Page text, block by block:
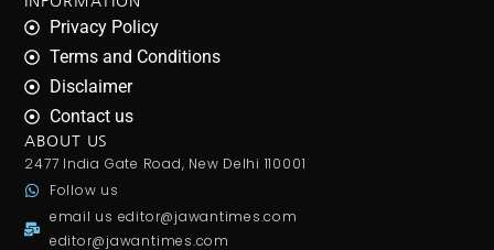
Privacy Policy
Terms and Conditions
Disclaimer
Contact us
ABOUT US
2477 India Gate Road, New Delhi 110001
Follow us
email us editor@jawantimes.com
editor@jawantimes.com